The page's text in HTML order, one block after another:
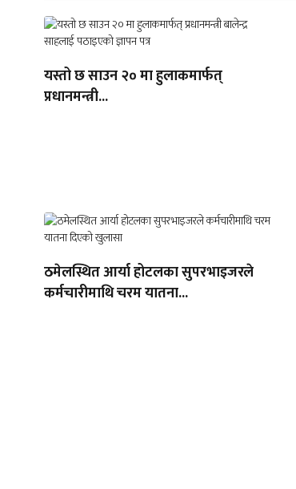
यस्तो छ साउन २० मा हुलाकमार्फत्
प्रधानमन्त्री...
ठमेलस्थित आर्या होटलका सुपरभाइजरले
कर्मचारीमाथि चरम यातना...